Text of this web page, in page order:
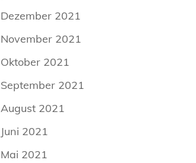
Dezember 2021
November 2021
Oktober 2021
September 2021
August 2021
Juni 2021
Mai 2021